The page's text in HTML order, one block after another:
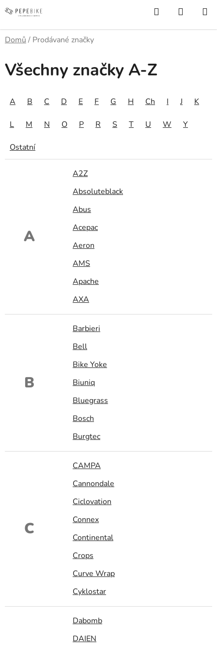
na
Hledat
KOŠÍK
Domů / Prodávané značky
Všechny značky A-Z
A B C D E F G H Ch I J K
L M N O P R S T U W Y
Ostatní
A
A2Z
Absoluteblack
Abus
Acepac
Aeron
AMS
Apache
AXA
B
Barbieri
Bell
Bike Yoke
Biuniq
Bluegrass
Bosch
Burgtec
C
CAMPA
Cannondale
Ciclovation
Connex
Continental
Crops
Curve Wrap
Cyklostar
Dabomb
DAIEN